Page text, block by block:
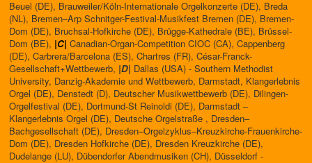
Beuel (DE), Brauweiler/Köln-Internationale Orgelkonzerte (DE), Breda
(NL), Bremen–Arp Schnitger-Festival-Musikfest Bremen (DE), Bremen-
Dom (DE), Bruchsal-Hofkirche (DE), Brügge-Kathedrale (BE), Brüssel-
Dom (BE), |C| Canadian-Organ-Competition CIOC (CA), Cappenberg
(DE), Carbrera/Barcelona (ES), Chartres (FR), César-Franck-
Gesellschaft+Wettbewerb, |D| Dallas (USA) - Southern Methodist
University, Danzig-Akademie und Wettbewerb, Darmstadt, Klangerlebnis
Orgel (DE), Denstedt (D), Deutscher Musikwettbewerb (DE), Dilingen-
Orgelfestival (DE), Dortmund-St Reinoldi (DE), Darmstadt –
Klangerlebnis Orgel (DE), Deutsche Orgelstraße , Dresden–
Bachgesellschaft (DE), Dresden–Orgelzyklus–Kreuzkirche-Frauenkirche-
Dom (DE), Dresden Hofkirche (DE), Dresden Kreuzkirche (DE),
Dudelange (LU), Dübendorfer Abendmusiken (CH), Düsseldorf -